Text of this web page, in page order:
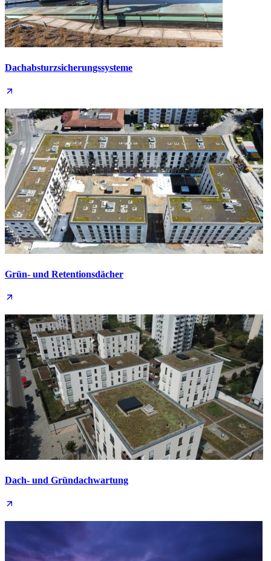
Dachabsturz­sicherungs­systeme
Grün- und Retentions­dächer
Dach- und Grün­dachwartung